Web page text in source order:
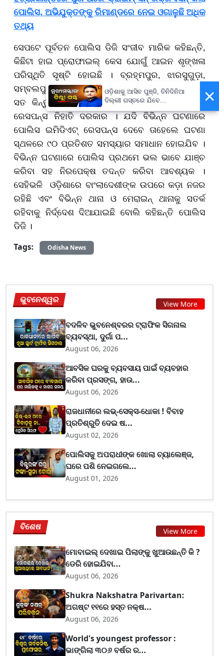
ପୋଲିସ, ଅଭିଯୁକ୍ତଙ୍କୁ ରିମାଣ୍ଡରେ ନେଇ ଓଗାଳୁଛି ଅଧିକ
ତଥ୍ୟ
ସେପଟେ ପୂର୍ବତନ ପୋଲିସ ଡିଜି ସଂଜୀବ ମାରିକ କହିଛନ୍ତି,
କିଛିଟା ହାଇ ପ୍ରୋଫାଇଲ୍ କେସ ଯୋଗୁଁ ଆଇନ ଶୃଙ୍ଖଳା
ପରିସ୍ଥିତି ସୃଷ୍ଟି ହୋଇଛି । ବ୍ରହ୍ମପୁର, ଝାରସୁଗୁଡ଼ା,
ସମ୍ବଲପୁର ଏବଂ ଭୁବନେଶ୍ବରରେ ଏନକାଉଣ୍ଟର ହୋଇଛି
ସତ କିନ୍ତୁ ଘଟଣା ଘଟିବା ପୂର୍ବରୁ ପୋଲିସର ଇମିଡିଏଟ୍
ରେସପନ୍ସ ନିହାତି ଦରକାର । ଯଦି ବିଭିନ୍ନ ଘଟଣାରେ
ପୋଲିସ ଇମିଡିଏଟ୍ ରେସପନ୍ସ ଦେବେ ତାହେଲେ ଘଟଣା
ସ୍ଥଳରେ ୯୦ ପ୍ରତିଶତ ସମସ୍ୟାର ସମାଧାନ ହୋଇଯିବ ।
ବିଭିନ୍ନ ଘଟଣାରେ ପୋଲିସ ପ୍ରଥମେ ଭଲ ଭାବେ ଯାଞ୍ଚ
କରିବା ସହ ନିରପେକ୍ଷ ତଦନ୍ତ କରିବା ଆବଶ୍ୟକ ।
ସେହିଭଳି ଓଡ଼ିଶାରେ ବାଂଲାଦେଶୀଙ୍କ ଉପରେ କଡ଼ା ନଜର
ରହିଛି ଏବଂ ବିଭିନ୍ନ ଥାନା ଓ ମେରାଇନ୍ ଥାନାକୁ ସତର୍କ
ରହିବାକୁ ନିର୍ଦ୍ଦେଶ ଦିଆଯାଇଛି ବୋଲି କହିଛନ୍ତି ପୋଲିସ
ଡିଜି ।
Tags: Odisha News
ଭୁବନେଶ୍ୱର View More
ବଦଳିବ ଭୁବନେଶ୍ବରର ଟ୍ରାଫିକ ସିଗନାଲ
ବ୍ୟବସ୍ଥା, ଦୁର୍ଗା ପ...
August 06, 2026
ଆବସିକ ଘରକୁ ବ୍ୟବସାୟ ପାଇଁ ବ୍ୟବହାର
କରିବା ପ୍ରସଙ୍ଗ, ହାଉ...
August 06, 2026
ରାଜଧାନୀରେ ଲଭ୍-ସେକ୍ସ-ଧୋକା ! ବିବାହ
ପ୍ରତିଶ୍ରୁତି ଦେଇ ଷ...
August 02, 2026
ପୋଲିସକୁ ଅପରାଧୀଙ୍କ ଖୋଲା ଚ୍ୟାଲେଞ୍ଜ,
ଘରେ ପଶି ନେଇଗଲେ...
August 01, 2026
ବିଶେଷ View More
ମୋବାଇଲ୍ ଦେଖାଇ ପିଲାଙ୍କୁ ଖୁଆଉଛନ୍ତି କି ?
ଡେରି ହୋଇଯିବା...
August 06, 2026
Shukra Nakshatra Parivartan:
ଅଗଷ୍ଟ ୧୧ରେ ହସ୍ତ ନକ୍ଷ...
August 06, 2026
World's youngest professor :
ଭାଙ୍ଗିଲା ୩୦୬ ବର୍ଷର ର...
×
ଓଡ଼ିଶାକୁ ଆସିବ ପୁଞ୍ଜି, ତିନିଦିନିଆ
ଦିଲ୍ଲୀ ଗସ୍ତରେ ଯିବେ